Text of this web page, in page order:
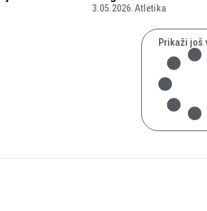
3.05.2026.Atletika
Prikaži još